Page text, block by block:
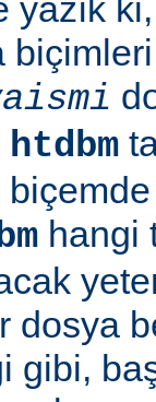
yazık
htdbm
hangi
dosya
gibi,